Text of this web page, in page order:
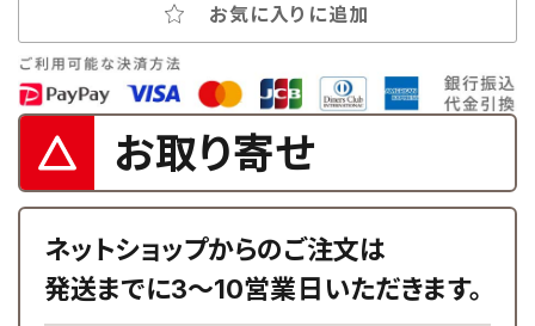
お気に入りに追加
お取り寄せ
ネットショップからのご注文は
発送までに3～10営業日いただきます。